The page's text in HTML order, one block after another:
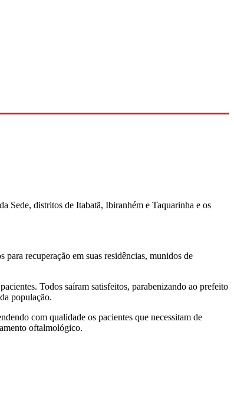
Sede, distritos de Itabatã, Ibiranhém e Taquarinha e os
recuperação em suas residências, munidos de
Todos saíram satisfeitos, parabenizando ao prefeito
população.
com qualidade os pacientes que necessitam de
oftalmológico.